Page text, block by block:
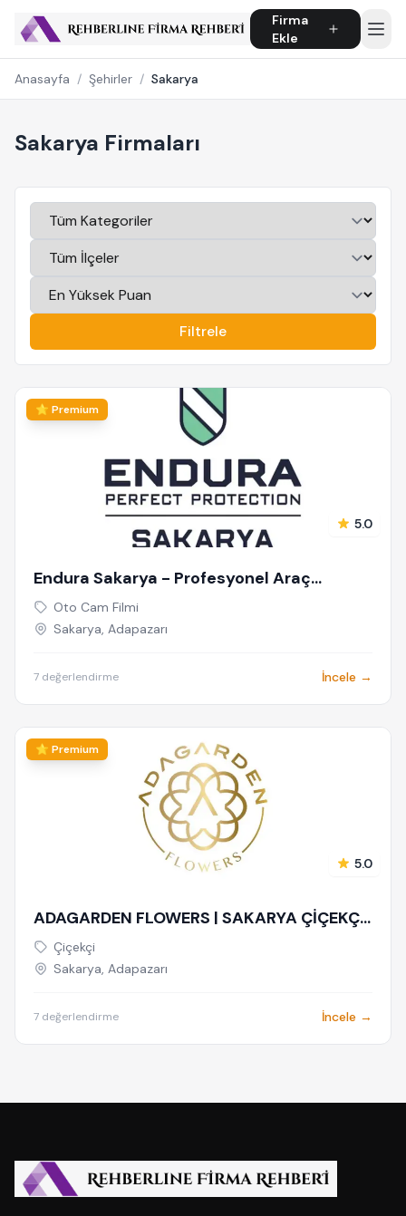
Firma
Ekle
Anasayfa / Şehirler / Sakarya
Sakarya Firmaları
Filtrele
⭐ Premium
5.0
Endura Sakarya - Profesyonel Araç
Kaplama & Cam Filmi Uygulama Merkezi
Oto Cam Filmi
Sakarya, Adapazarı
7 değerlendirme İncele →
⭐ Premium
5.0
ADAGARDEN FLOWERS | SAKARYA ÇİÇEKÇİ
& ADAPAZARI ÇİÇEKÇİ - BUKET - GELİN
ÇİÇEĞİ - DÜĞÜN-NİŞAN - ORGANİZASYON
Çiçekçi
Sakarya, Adapazarı
7 değerlendirme İncele →